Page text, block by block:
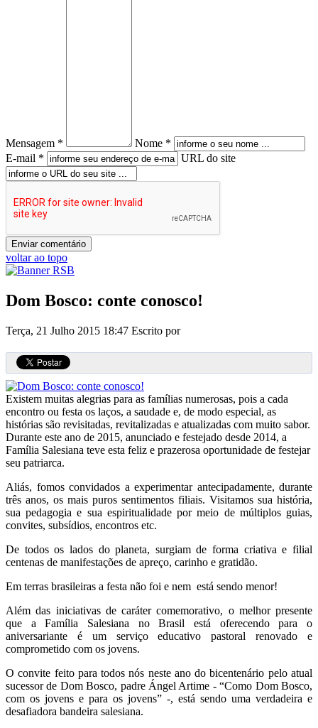
Mensagem *
Nome *
E-mail *
URL do site
voltar ao topo
Dom Bosco: conte conosco!
Terça, 21 Julho 2015 18:47 Escrito por
Existem muitas alegrias para as famílias numerosas, pois a cada
encontro ou festa os laços, a saudade e, de modo especial, as
histórias são revisitadas, revitalizadas e atualizadas com muito sabor.
Durante este ano de 2015, anunciado e festejado desde 2014, a
Família Salesiana teve esta feliz e prazerosa oportunidade de festejar
seu patriarca.
Aliás, fomos convidados a experimentar antecipadamente, durante
três anos, os mais puros sentimentos filiais. Visitamos sua história,
sua pedagogia e sua espiritualidade por meio de múltiplos guias,
convites, subsídios, encontros etc.
De todos os lados do planeta, surgiam de forma criativa e filial
centenas de manifestações de apreço, carinho e gratidão.
Em terras brasileiras a festa não foi e nem está sendo menor!
Além das iniciativas de caráter comemorativo, o melhor presente
que a Família Salesiana no Brasil está oferecendo para o
aniversariante é um serviço educativo pastoral renovado e
comprometido com os jovens.
O convite feito para todos nós neste ano do bicentenário pelo atual
sucessor de Dom Bosco, padre Ángel Artime - “Como Dom Bosco,
com os jovens e para os jovens” -, está sendo uma verdadeira e
desafiadora bandeira salesiana.